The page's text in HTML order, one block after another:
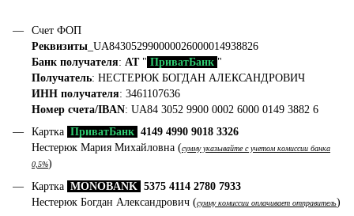
Счет ФОП
Реквизиты _UA843052990000026000014938826
Банк получателя: АТ" ПриватБанк "
Получатель: НЕСТЕРЮК БОГДАН АЛЕКСАНДРОВИЧ
ИНН получателя: 3461107636
Номер счета/IBAN: UA84 3052 9900 0002 6000 0149 3882 6
Картка ПриватБанк 4149 4990 9018 3326
Нестерюк Мария Михайловна (сумму указывайте с учетом комиссии банка
0,5%)
Картка MONOBANK 5375 4114 2780 7933
Нестерюк Богдан Александрович (сумму комиссии оплачивает отправитель)